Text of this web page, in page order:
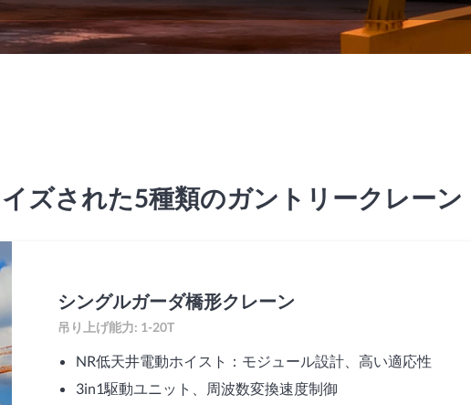
ズされた5種類のガントリークレーン
シングルガーダ橋形クレーン
吊り上げ能力: 1-20T
NR低天井電動ホイスト：モジュール設計、高い適応性
3in1駆動ユニット、周波数変換速度制御